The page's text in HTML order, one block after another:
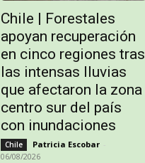
Chile | Forestales
apoyan recuperación
en cinco regiones tras
las intensas lluvias
que afectaron la zona
centro sur del país
con inundaciones
Chile Patricia Escobar -
06/08/2026